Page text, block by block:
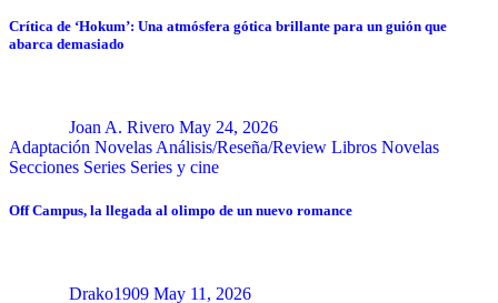
Crítica de ‘Hokum’: Una atmósfera gótica brillante para un guión que
abarca demasiado
Joan A. Rivero May 24, 2026
Adaptación Novelas Análisis/Reseña/Review Libros Novelas
Secciones Series Series y cine
Off Campus, la llegada al olimpo de un nuevo romance
Drako1909 May 11, 2026